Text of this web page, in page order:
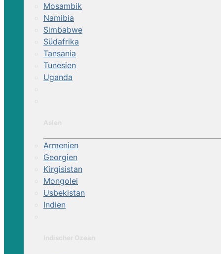
Mosambik
Namibia
Simbabwe
Südafrika
Tansania
Tunesien
Uganda
Armenien
Georgien
Kirgisistan
Mongolei
Usbekistan
Indien